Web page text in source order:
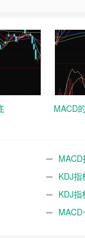
MACD
KDJ指
KDJ指